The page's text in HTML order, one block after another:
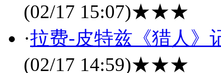
(02/17 15:07)★★★
·拉费-皮特兹《猎人》
(02/17 14:59)★★★